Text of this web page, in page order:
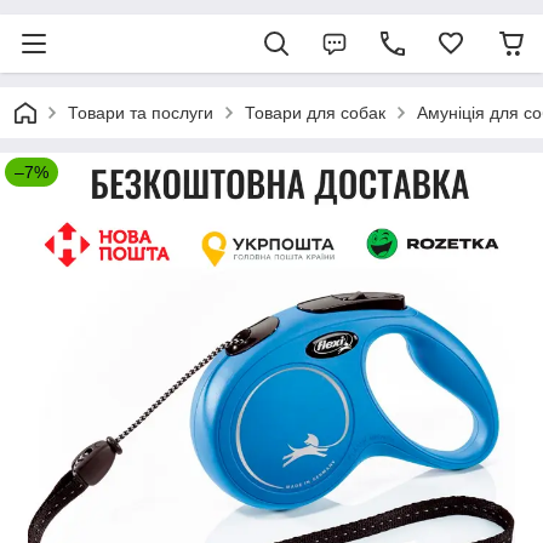
Товари та послуги Товари для собак Амуніція для
–7%